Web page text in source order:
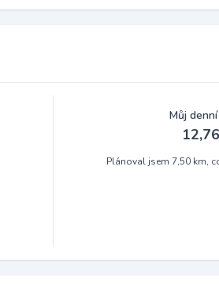
Můj
Plánoval jsem 7,50 km,